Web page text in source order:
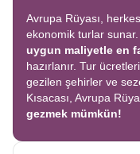
Avrupa Rüyası,
ekonomik turlar sunar.
uygun maliyetle en
hazırlanır. Tur
gezilen şehirler ve
Kısacası, Avrupa
gezmek mümkün!